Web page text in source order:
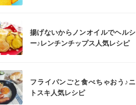
揚げないからノンオイルでヘルシ
ー♪レンチンチップス人気レシピ
フライパンごと食べちゃおう♪ニ
トスキ人気レシピ